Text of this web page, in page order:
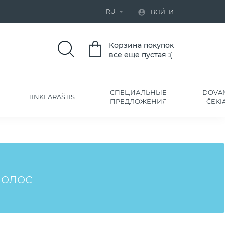
RU   ВОЙТИ
Корзина покупок
все еще пустая :(
TINKLARAŠTIS
СПЕЦИАЛЬНЫЕ
ПРЕДЛОЖЕНИЯ